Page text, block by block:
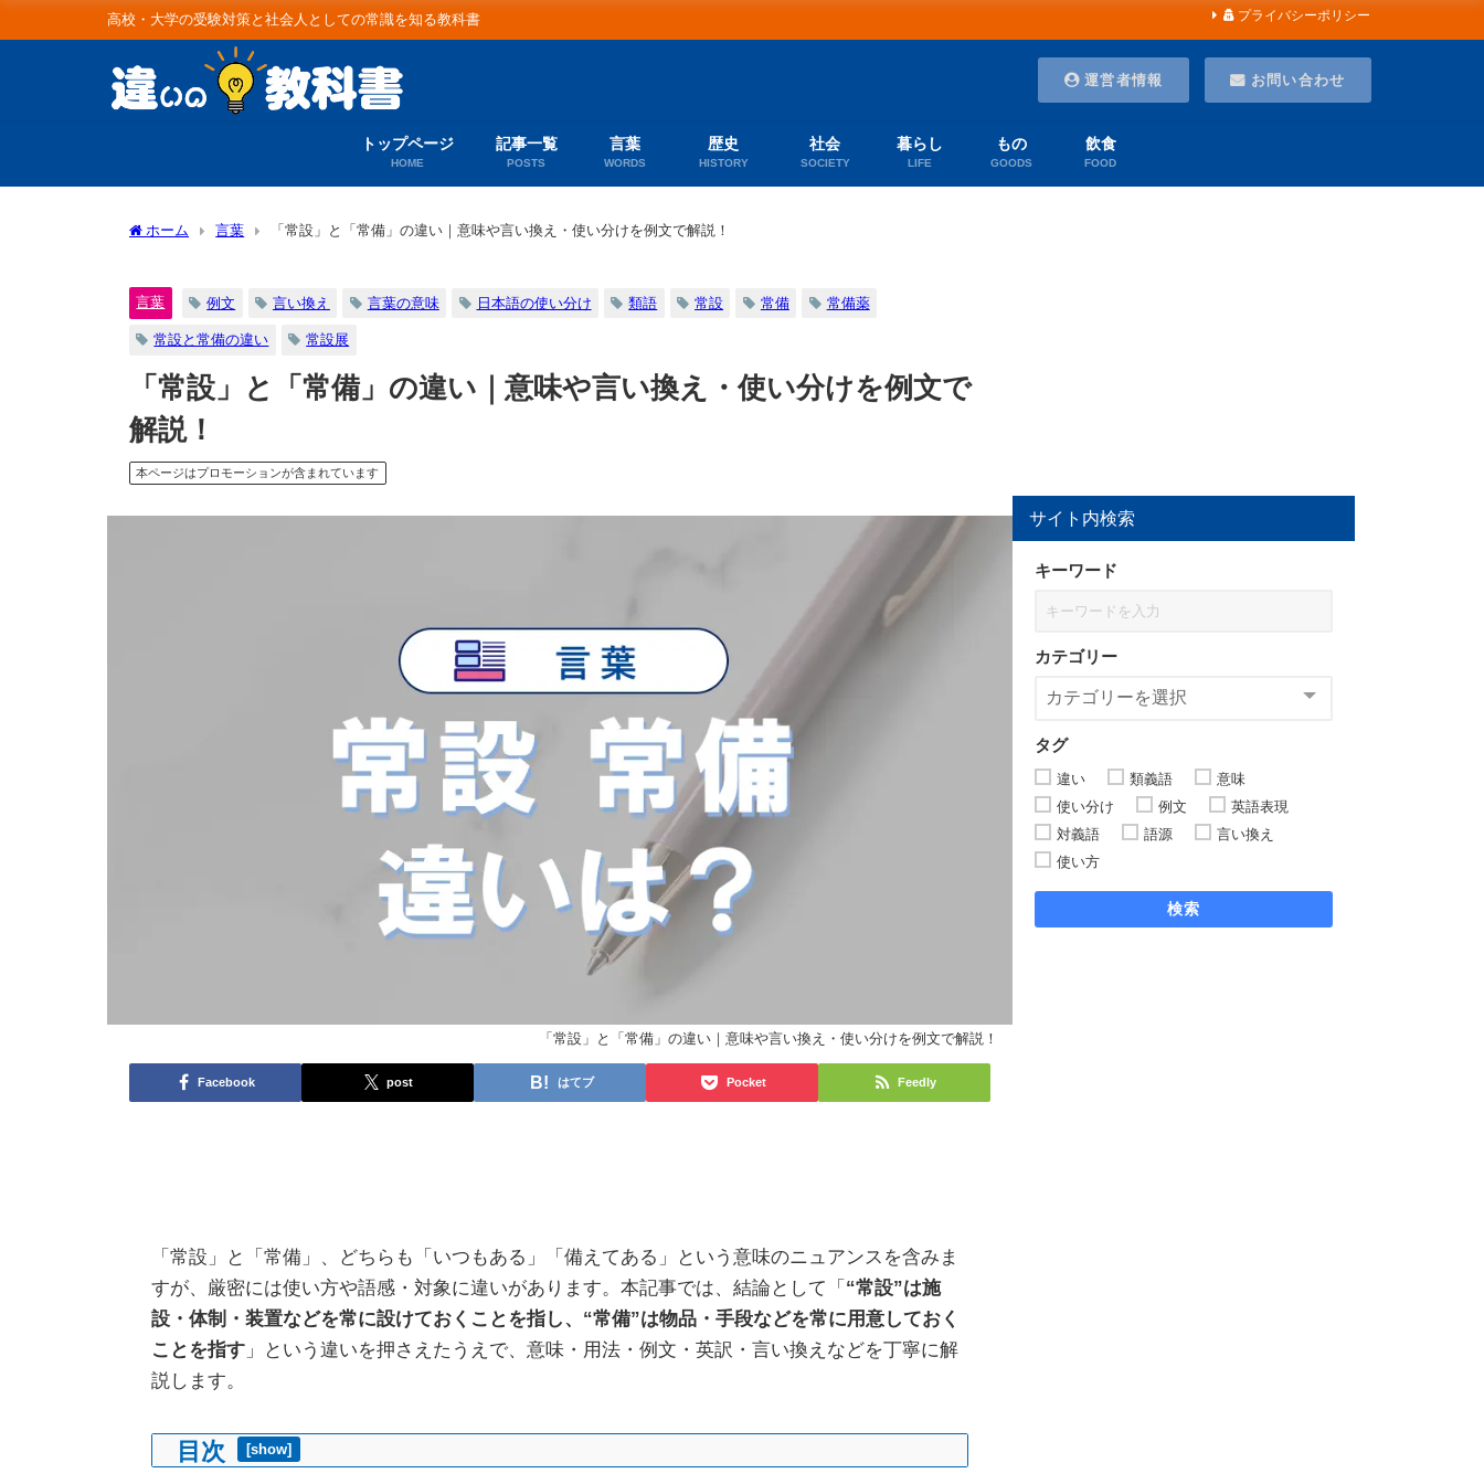
高校・大学の受験対策と社会人としての常識を知る教科書 プライバシーポリシー
運営者情報 お問い合わせ
トップページ
HOME
記事一覧
POSTS
言葉
WORDS
歴史
HISTORY
社会
SOCIETY
暮らし
LIFE
もの
GOODS
飲食
FOOD
ホーム 言葉 「常設」と「常備」の違い｜意味や言い換え・使い分けを例文で解説！
言葉 例文 言い換え 言葉の意味 日本語の使い分け 類語 常設 常備 常備薬
常設と常備の違い 常設展
「常設」と「常備」の違い｜意味や言い換え・使い分けを例文で
解説！
本ページはプロモーションが含まれています
「常設」と「常備」の違い｜意味や言い換え・使い分けを例文で解説！
Facebook post はてブ Pocket Feedly
「常設」と「常備」、どちらも「いつもある」「備えてある」という意味のニュアンスを含みま
すが、厳密には使い方や語感・対象に違いがあります。本記事では、結論として「 “常設”は施
設・体制・装置などを常に設けておくことを指し、“常備”は物品・手段などを常に用意しておく
ことを指す 」という違いを押さえたうえで、意味・用法・例文・英訳・言い換えなどを丁寧に解
説します。
目次 [show]
サイト内検索
キーワード
カテゴリー
タグ
違い 類義語
意味
使い分け
例文
英語表現
対義語
語源
言い換え
使い方
検索